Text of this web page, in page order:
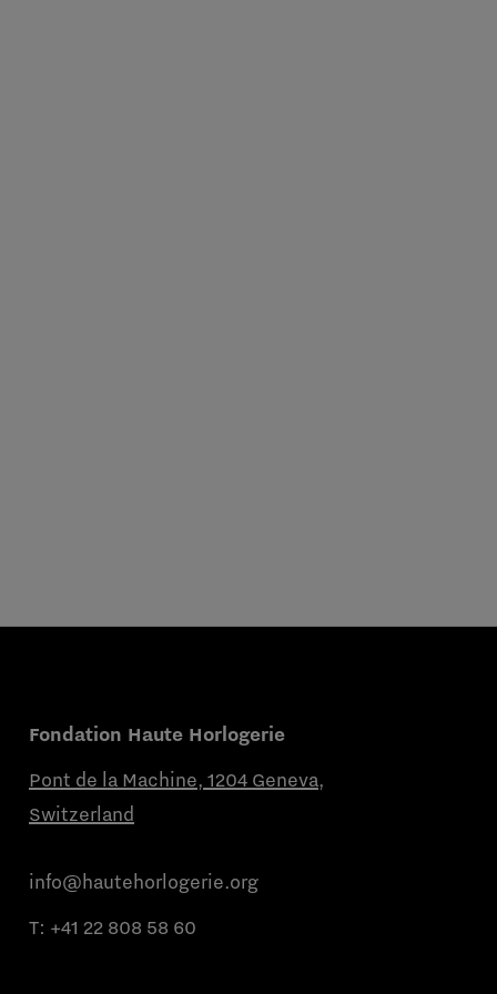
Fondation Haute Horlogerie
Pont de la Machine, 1204 Geneva,
Switzerland
info@hautehorlogerie.org
T: +41 22 808 58 60